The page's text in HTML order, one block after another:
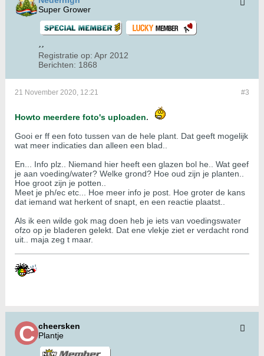
Super Grower
Registratie op: Apr 2012
Berichten: 1868
#3
21 November 2020, 12:21
Howto meerdere foto's uploaden.
Gooi er ff een foto tussen van de hele plant. Dat geeft mogelijk
wat meer indicaties dan alleen een blad..
En... Info plz.. Niemand hier heeft een glazen bol he.. Wat geef
je aan voeding/water? Welke grond? Hoe oud zijn je planten..
Hoe groot zijn je potten..
Meet je ph/ec etc... Hoe meer info je post. Hoe groter de kans
dat iemand wat herkent of snapt, en een reactie plaatst..
Als ik een wilde gok mag doen heb je iets van voedingswater
ofzo op je bladeren gelekt. Dat ene vlekje ziet er verdacht rond
uit.. maja zeg t maar.
cheersken
Plantje